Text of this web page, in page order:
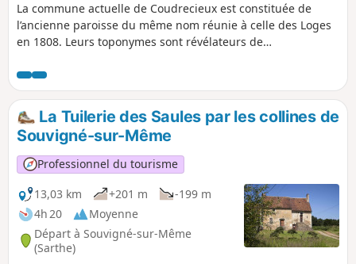
La commune actuelle de Coudrecieux est constituée de
l’ancienne paroisse du même nom réunie à celle des Loges
en 1808. Leurs toponymes sont révélateurs de
aujourd’hui à 50% de forêts. Coudrecieux renvoie au bois de
noisetier appelé localement coudre, et les Loges aux
habitations légères, faites de branches et de bruyère,
occupées temporairement par les charbonniers et autres
travailleurs de la forêt. Le circuit de Coudrecieux vous
permettra de découvrir le riche patrimoine architectural et
paysager de cette commune. En témoignent, le manoir de
la Cour, le château des Loges, l'église des Loges (clocher en
pierre réputé de l'An Mil)… Ces éléments sont valorisés par
des panneaux d'interprétation.
La Tuilerie des Saules par les collines de
Souvigné-sur-Même
Professionnel du tourisme
13,03 km
+201 m
-199 m
4h 20
Moyenne
Départ à Souvigné-sur-Même
(Sarthe)